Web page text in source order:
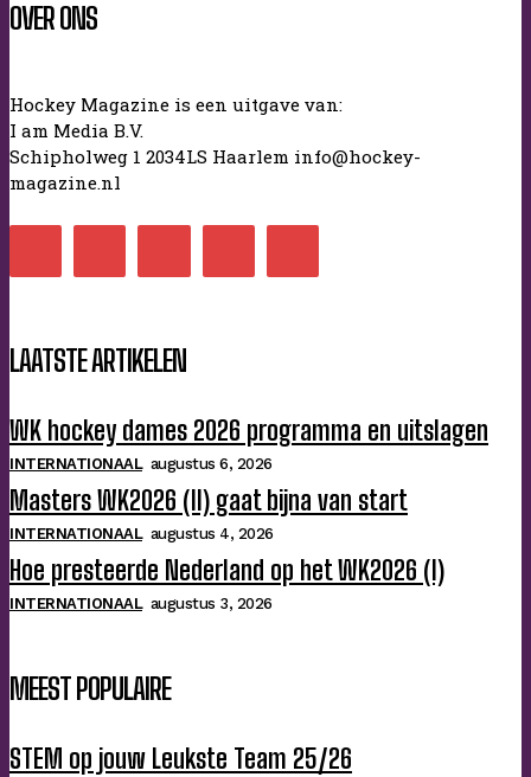
OVER ONS
Hockey Magazine is een uitgave van:
I am Media B.V.
Schipholweg 1 2034LS Haarlem info@hockey-
magazine.nl
LAATSTE ARTIKELEN
WK hockey dames 2026 programma en uitslagen
INTERNATIONAAL augustus 6, 2026
Masters WK2026 (II) gaat bijna van start
INTERNATIONAAL augustus 4, 2026
Hoe presteerde Nederland op het WK2026 (I)
INTERNATIONAAL augustus 3, 2026
MEEST POPULAIRE
STEM op jouw Leukste Team 25/26